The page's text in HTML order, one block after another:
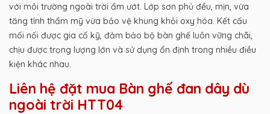
với môi trường ngoài trời ẩm ướt. Lớp sơn phủ đều, mịn, vừa
tăng tính thẩm mỹ vừa bảo vệ khung khỏi oxy hóa. Kết cấu
mối nối được gia cố kỹ, đảm bảo bộ bàn ghế luôn vững chãi,
chịu được trọng lượng lớn và sử dụng ổn định trong nhiều điều
kiện khác nhau.
Liên hệ đặt mua Bàn ghế đan dây dù
ngoài trời HTT04